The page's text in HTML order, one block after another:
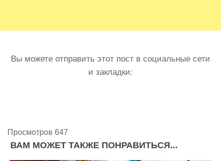
Вы можете отправить этот пост в социальные сети
и закладки:
Просмотров 647
ВАМ МОЖЕТ ТАКЖЕ ПОНРАВИТЬСЯ...